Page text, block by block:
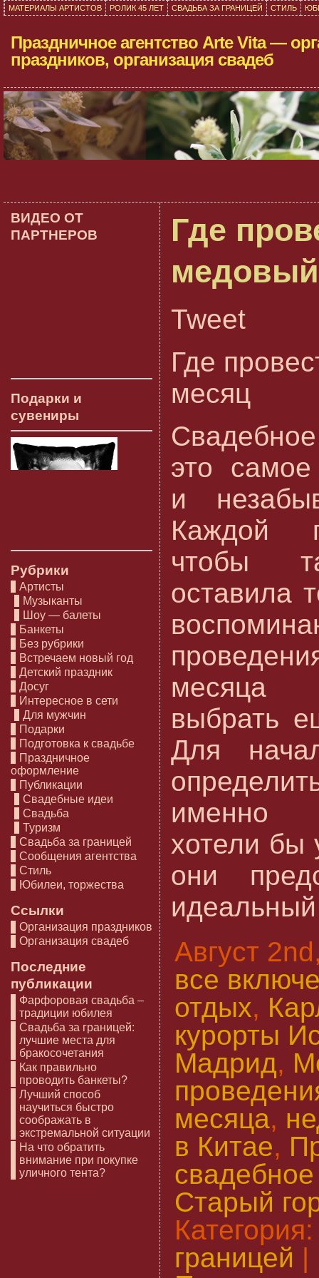
МАТЕРИАЛЫ АРТИСТОВ РОЛИК 45 ЛЕТ СВАДЬБА ЗА ГРАНИЦЕЙ СТИЛЬ
Праздничное агентство Arte Vita —
праздников, организация свадеб
ВИДЕО ОТ
ПАРТНЕРОВ
Подарки и
сувениры
Рубрики
Артисты
Музыканты
Шоу — балеты
Банкеты
Без рубрики
Встречаем новый год
Детский праздник
Досуг
Интересное в сети
Для мужчин
Подарки
Подготовка к свадьбе
Праздничное
оформление
Публикации
Свадебные идеи
Свадьба
Туризм
Свадьба за границей
Сообщения агентства
Стиль
Юбилеи, торжества
Ссылки
Организация праздников
Организация свадеб
Последние
публикации
Фарфоровая свадьба –
традиции юбилея
Свадьба за границей:
лучшие места для
бракосочетания
Как правильно
проводить банкеты?
Лучший способ
научиться быстро
соображать в
экстремальной ситуации
На что обратить
внимание при покупке
уличного тента?
Где
Tweet
Где
месяц
это самое
и
Каждой
чтобы
оставила
месяца
выбрать
Для
именно
хотели бы
они
Август
все
отдых,
курорты
Мадрид,
месяца,
в Китае,
Старый
границей |